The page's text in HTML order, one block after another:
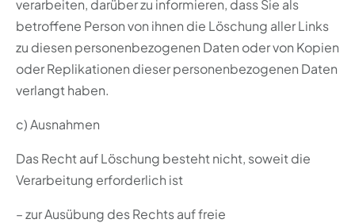
verarbeiten, darüber zu informieren, dass Sie als
betroffene Person von ihnen die Löschung aller Links
zu diesen personenbezogenen Daten oder von Kopien
oder Replikationen dieser personenbezogenen Daten
verlangt haben.
c) Ausnahmen
Das Recht auf Löschung besteht nicht, soweit die
Verarbeitung erforderlich ist
– zur Ausübung des Rechts auf freie